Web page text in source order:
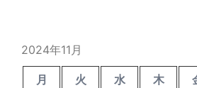
2024年11月
月 火 水 木